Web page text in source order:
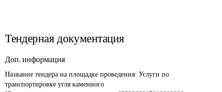
Тендерная документация
Доп. информация
Название тендера на площадке проведения: Услуги по
транспортировке угля каменного